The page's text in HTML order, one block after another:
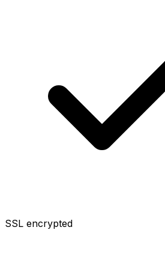
SSL encrypted